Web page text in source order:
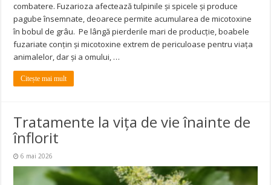
combatere. Fuzarioza afectează tulpinile și spicele și produce
pagube însemnate, deoarece permite acumularea de micotoxine
în bobul de grâu. Pe lângă pierderile mari de producţie, boabele
fuzariate conţin și micotoxine extrem de periculoase pentru viaţa
animalelor, dar şi a omului, …
Citește mai mult
Tratamente la vița de vie înainte de
înflorit
6 mai 2026